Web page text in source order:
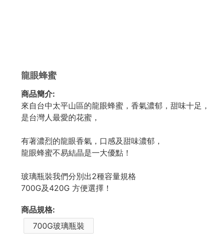
龍眼蜂蜜
商品簡介:
來自台中太平山區的龍眼蜂蜜，香氣濃郁，甜味⼗⾜，
是台灣⼈最愛的花蜜，
有著濃烈的龍眼香氣，⼝感及甜味濃郁，
龍眼蜂蜜不易結晶是一大優點！
玻璃瓶裝我們分別出2種容量規格
700G及420G 方便選擇！
商品規格:
700G玻璃瓶裝